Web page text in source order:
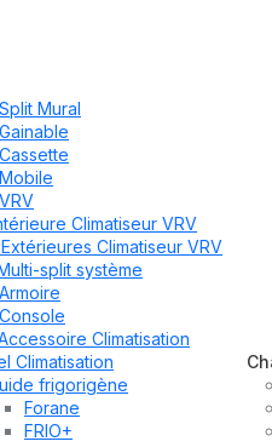
Mural
Climatiseur VRV
Climatiseur VRV
split système
Climatisation
Climatisation
frigorigène
Forane
FRIO+